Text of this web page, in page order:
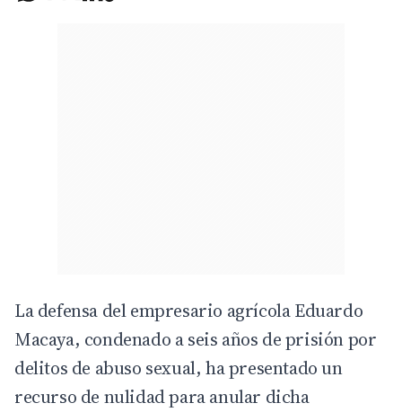
La defensa del empresario agrícolaEduardo
Macaya, condenado a seis años de prisión por
delitos de abuso sexual, ha presentado un
recurso de nulidad para anular dicha